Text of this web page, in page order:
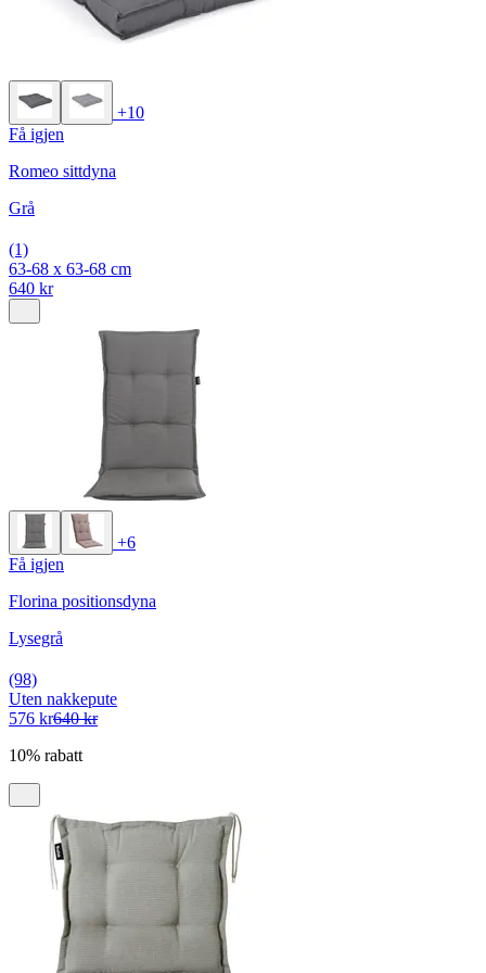
+10
Få igjen
Romeo sittdyna
Grå
(1)
63-68 x 63-68 cm
640 kr
+6
Få igjen
Florina positionsdyna
Lysegrå
(98)
Uten nakkepute
576 kr640 kr
10% rabatt